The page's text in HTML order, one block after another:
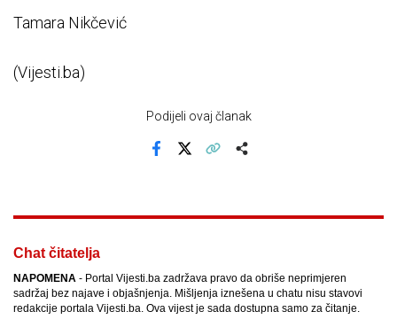
Tamara Nikčević
(Vijesti.ba)
Podijeli ovaj članak
Chat čitatelja
NAPOMENA - Portal Vijesti.ba zadržava pravo da obriše neprimjeren
sadržaj bez najave i objašnjenja. Mišljenja iznešena u chatu nisu stavovi
redakcije portala Vijesti.ba. Ova vijest je sada dostupna samo za čitanje.